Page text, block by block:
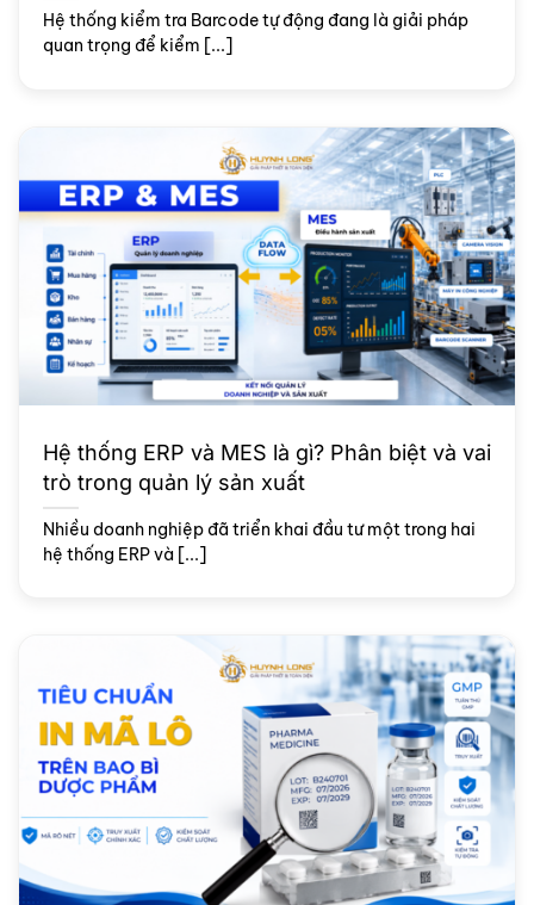
Hệ thống kiểm tra Barcode tự động đang là giải pháp
quan trọng để kiểm [...]
Hệ thống ERP và MES là gì? Phân biệt và vai
trò trong quản lý sản xuất
Nhiều doanh nghiệp đã triển khai đầu tư một trong hai
hệ thống ERP và [...]